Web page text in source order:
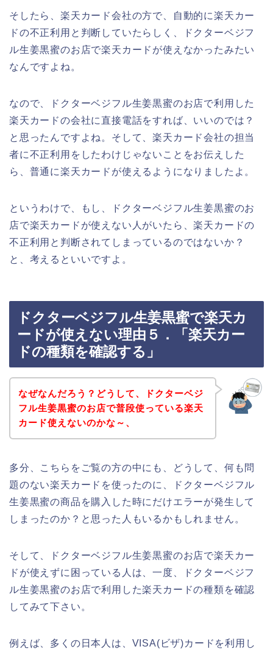
そしたら、楽天カード会社の方で、自動的に楽天カー
ドの不正利用と判断していたらしく、ドクターベジフ
ル生姜黒蜜のお店で楽天カードが使えなかったみたい
なんですよね。
なので、ドクターベジフル生姜黒蜜のお店で利用した
楽天カードの会社に直接電話をすれば、いいのでは？
と思ったんですよね。そして、楽天カード会社の担当
者に不正利用をしたわけじゃないことをお伝えした
ら、普通に楽天カードが使えるようになりましたよ。
というわけで、もし、ドクターベジフル生姜黒蜜のお
店で楽天カードが使えない人がいたら、楽天カードの
不正利用と判断されてしまっているのではないか？
と、考えるといいですよ。
ドクターベジフル生姜黒蜜で楽天カ
ードが使えない理由５．「楽天カー
ドの種類を確認する」
なぜなんだろう？どうして、ドクターベジ
フル生姜黒蜜のお店で普段使っている楽天
カード使えないのかな～、
多分、こちらをご覧の方の中にも、どうして、何も問
題のない楽天カードを使ったのに、ドクターベジフル
生姜黒蜜の商品を購入した時にだけエラーが発生して
しまったのか？と思った人もいるかもしれません。
そして、ドクターベジフル生姜黒蜜のお店で楽天カー
ドが使えずに困っている人は、一度、ドクターベジフ
ル生姜黒蜜のお店で利用した楽天カードの種類を確認
してみて下さい。
例えば、多くの日本人は、VISA(ビザ)カードを利用し